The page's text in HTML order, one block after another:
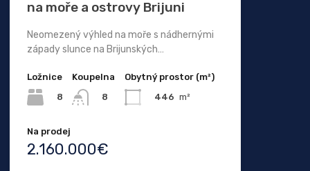
na moře a ostrovy Brijuni
Neomezený výhled na moře s nádhernými
západy slunce na Brijunských…
Ložnice
8
Koupelna
8
Obytný prostor (m²)
446 m²
Na prodej
2.160.000€